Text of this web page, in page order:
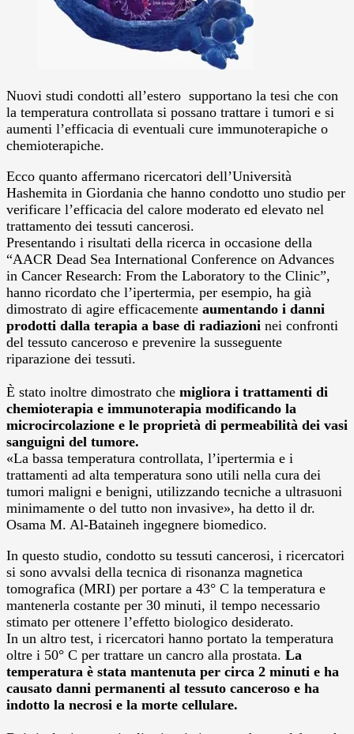
Nuovi studi condotti all’estero supportano la tesi che con
la temperatura controllata si possano trattare i tumori e si
aumenti l’efficacia di eventuali cure immunoterapiche o
chemioterapiche.
Ecco quanto affermano ricercatori dell’Università
Hashemita in Giordania che hanno condotto uno studio per
verificare l’efficacia del calore moderato ed elevato nel
trattamento dei tessuti cancerosi.
Presentando i risultati della ricerca in occasione della
“AACR Dead Sea International Conference on Advances
in Cancer Research: From the Laboratory to the Clinic”,
hanno ricordato che l’ipertermia, per esempio, ha già
dimostrato di agire efficacemente aumentando i danni
prodotti dalla terapia a base di radiazioni nei confronti
del tessuto canceroso e prevenire la susseguente
riparazione dei tessuti.
È stato inoltre dimostrato che migliora i trattamenti di
chemioterapia e immunoterapia modificando la
microcircolazione e le proprietà di permeabilità dei vasi
sanguigni del tumore.
«La bassa temperatura controllata, l’ipertermia e i
trattamenti ad alta temperatura sono utili nella cura dei
tumori maligni e benigni, utilizzando tecniche a ultrasuoni
minimamente o del tutto non invasive», ha detto il dr.
Osama M. Al-Bataineh ingegnere biomedico.
In questo studio, condotto su tessuti cancerosi, i ricercatori
si sono avvalsi della tecnica di risonanza magnetica
tomografica (MRI) per portare a 43° C la temperatura e
mantenerla costante per 30 minuti, il tempo necessario
stimato per ottenere l’effetto biologico desiderato.
In un altro test, i ricercatori hanno portato la temperatura
oltre i 50° C per trattare un cancro alla prostata. La
temperatura è stata mantenuta per circa 2 minuti e ha
causato danni permanenti al tessuto canceroso e ha
indotto la necrosi e la morte cellulare.